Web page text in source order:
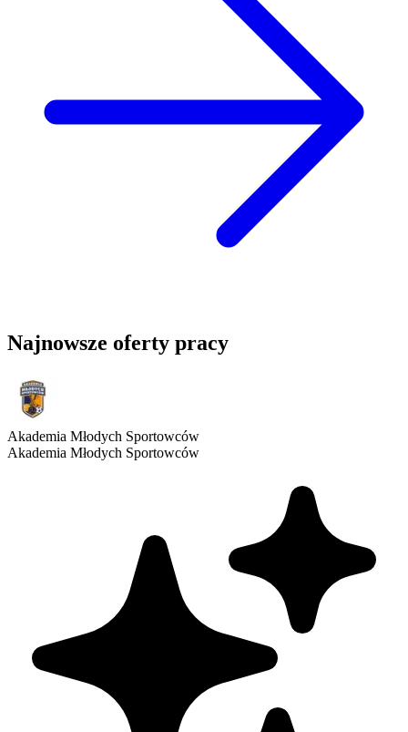
Najnowsze oferty pracy
Akademia Młodych Sportowców
Akademia Młodych Sportowców